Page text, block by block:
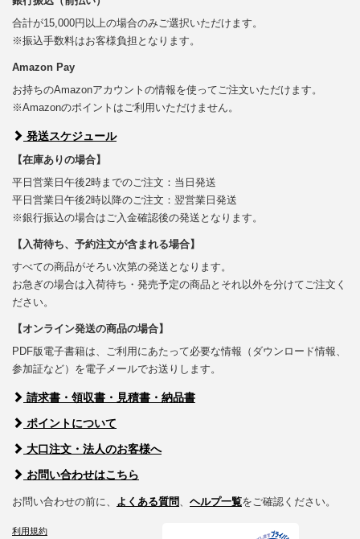
合計が15,000円以上の場合のみご選択いただけます。
※振込手数料はお客様負担となります。
Amazon Pay
お持ちのAmazonアカウントの情報を使ってご注文いただけます。
※Amazonのポイントはご利用いただけません。
発送スケジュール
【在庫ありの場合】
平日営業日午後2時までのご注文：当日発送
平日営業日午後2時以降のご注文：翌営業日発送
※銀行振込の場合はご入金確認後の発送となります。
【入荷待ち、予約注文が含まれる場合】
すべての商品がそろい次第の発送となります。
お急ぎの場合は入荷待ち・発売予定の商品とそれ以外を分けてご注文く
ださい。
【オンライン発送の商品の場合】
PDF版電子書籍は、ご利用にあたって必要な情報（ダウンロード情報、
参加証など）を電子メールでお送りします。
請求書・領収書・見積書・納品書
ポイントについて
大口注文・法人のお客様へ
お問い合わせはこちら
お問い合わせの前に、 よくある質問、 ヘルプ一覧をご確認ください。
利用規約